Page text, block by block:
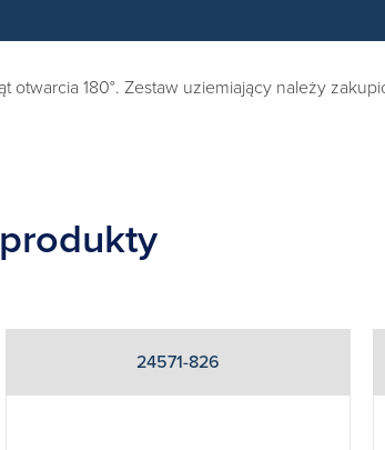
otwarcia 180°. Zestaw uziemiający należy
produkty
24571-826